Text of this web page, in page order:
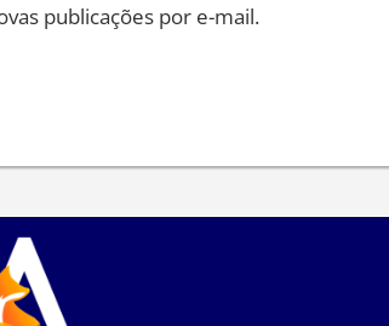
publicações por e-mail.